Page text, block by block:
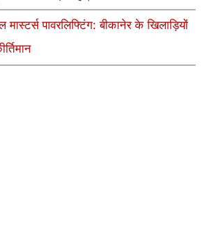
पावरलिफ्टिंग: बीकानेर के खिलाड़ियों